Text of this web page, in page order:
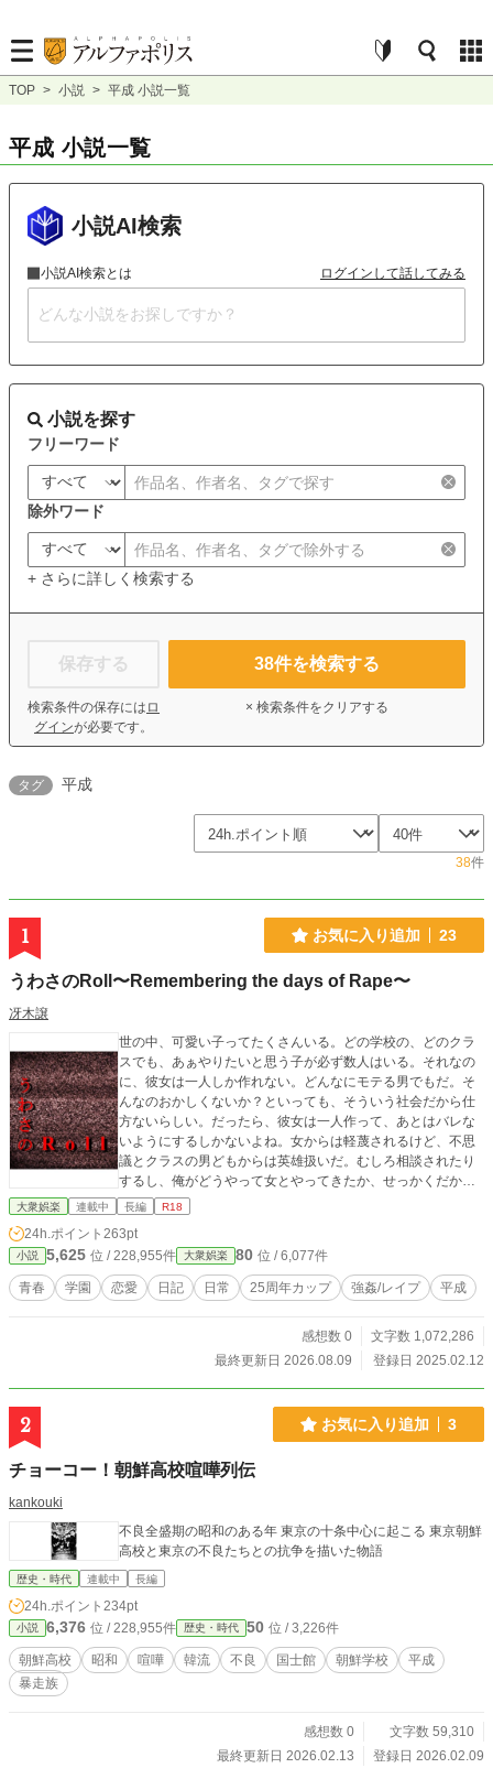
TOP > 小説 > 平成 小説一覧
平成 小説一覧
小説AI検索
小説AI検索とは ログインして話してみる
小説を探す
フリーワード
除外ワード
+ さらに詳しく検索する
保存する
検索条件の保存には ロ
グインが必要です。
38件を検索する
× 検索条件をクリアする
タグ 平成
38件
1 お気に入り追加 23
うわさのRoll〜Remembering the days of Rape〜
冴木譲
世の中、可愛い子ってたくさんいる。どの学校の、どのクラ
スでも、あぁやりたいと思う子が必ず数人はいる。それなの
に、彼女は一人しか作れない。どんなにモテる男でもだ。そ
んなのおかしくないか？といっても、そういう社会だから仕
方ないらしい。だったら、彼女は一人作って、あとはバレな
いようにするしかないよね。女からは軽蔑されるけど、不思
議とクラスの男どもからは英雄扱いだ。むしろ相談されたり
するし、俺がどうやって女とやってきたか、せっかくだから
日記にしてみた。
大衆娯楽 連載中 長編 R18
24h.ポイント 263pt
小説 5,625 位 / 228,955件 大衆娯楽 80 位 / 6,077件
青春 学園 恋愛 日記 日常 25周年カップ 強姦/レイプ 平成
感想数 0
文字数 1,072,286
最終更新日 2026.08.09
登録日 2025.02.12
2 お気に入り追加 3
チョーコー！朝鮮高校喧嘩列伝
kankouki
不良全盛期の昭和のある年 東京の十条中心に起こる 東京朝鮮
高校と東京の不良たちとの抗争を描いた物語
歴史・時代 連載中 長編
24h.ポイント 234pt
小説 6,376 位 / 228,955件 歴史・時代 50 位 / 3,226件
朝鮮高校 昭和 喧嘩 韓流 不良 国士館 朝鮮学校
平成
暴走族
感想数 0
文字数 59,310
最終更新日 2026.02.13
登録日 2026.02.09